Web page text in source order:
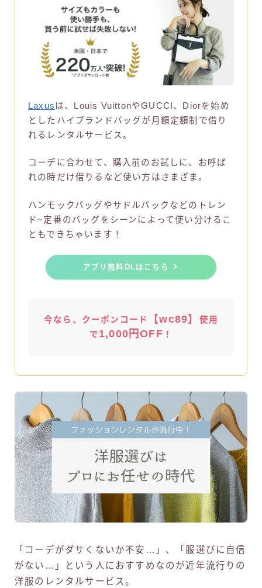
Laxusは、Louis VuittonやGUCCI、Diorを始め
としたハイブランドバッグが月額定額制で借り
れるレンタルサービス。
コーデに合わせて、購入前のお試しに、お呼ば
れの時だけ借りるなど使い方はさまざま。
ハンモックバッグやサドルバックなどのトレン
ド~定番のバッグをシーンによって使い分けるこ
ともできちゃいます！
アプリ無料DLはこちら
今なら、クーポンコード 【wc89】
使用
で1,000円OFF ！
「コーデがダサくないか不安…」、「服選びに自信
がない…」という人におすすめなのが近年流行りの
洋服のレンタルサービス。